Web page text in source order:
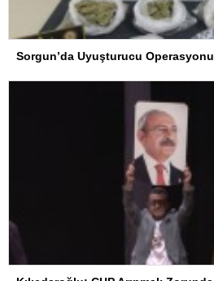
Sorgun’da Uyuşturucu Operasyonu